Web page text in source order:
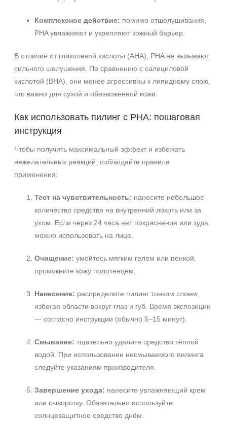
Комплексное действие: помимо отшелушивания,
PHA увлажняют и укрепляют кожный барьер.
В отличие от гликолевой кислоты (AHA), PHA не вызывают
сильного шелушения. По сравнению с салициловой
кислотой (BHA), они менее агрессивны к липидному слою,
что важно для сухой и обезвоженной кожи.
Как использовать пилинг с PHA: пошаговая
инструкция
Чтобы получить максимальный эффект и избежать
нежелательных реакций, соблюдайте правила
применения:
Тест на чувствительность: нанесите небольшое
количество средства на внутренний локоть или за
ухом. Если через 24 часа нет покраснения или зуда,
можно использовать на лице.
Очищение: умойтесь мягким гелем или пенкой,
промокните кожу полотенцем.
Нанесение: распределите пилинг тонким слоем,
избегая области вокруг глаз и губ. Время экспозиции
— согласно инструкции (обычно 5–15 минут).
Смывание: тщательно удалите средство тёплой
водой. При использовании несмываемого пилинга
следуйте указаниям производителя.
Завершение ухода: нанесите увлажняющий крем
или сыворотку. Обязательно используйте
солнцезащитное средство днём.